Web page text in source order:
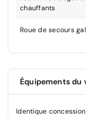
chauffants
Roue de secours
Équipements du
Identique